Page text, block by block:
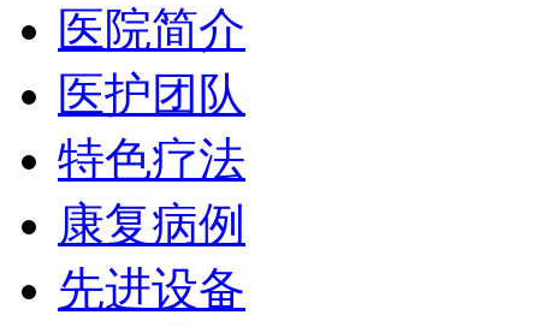
医院简介
医护团队
特色疗法
康复病例
先进设备